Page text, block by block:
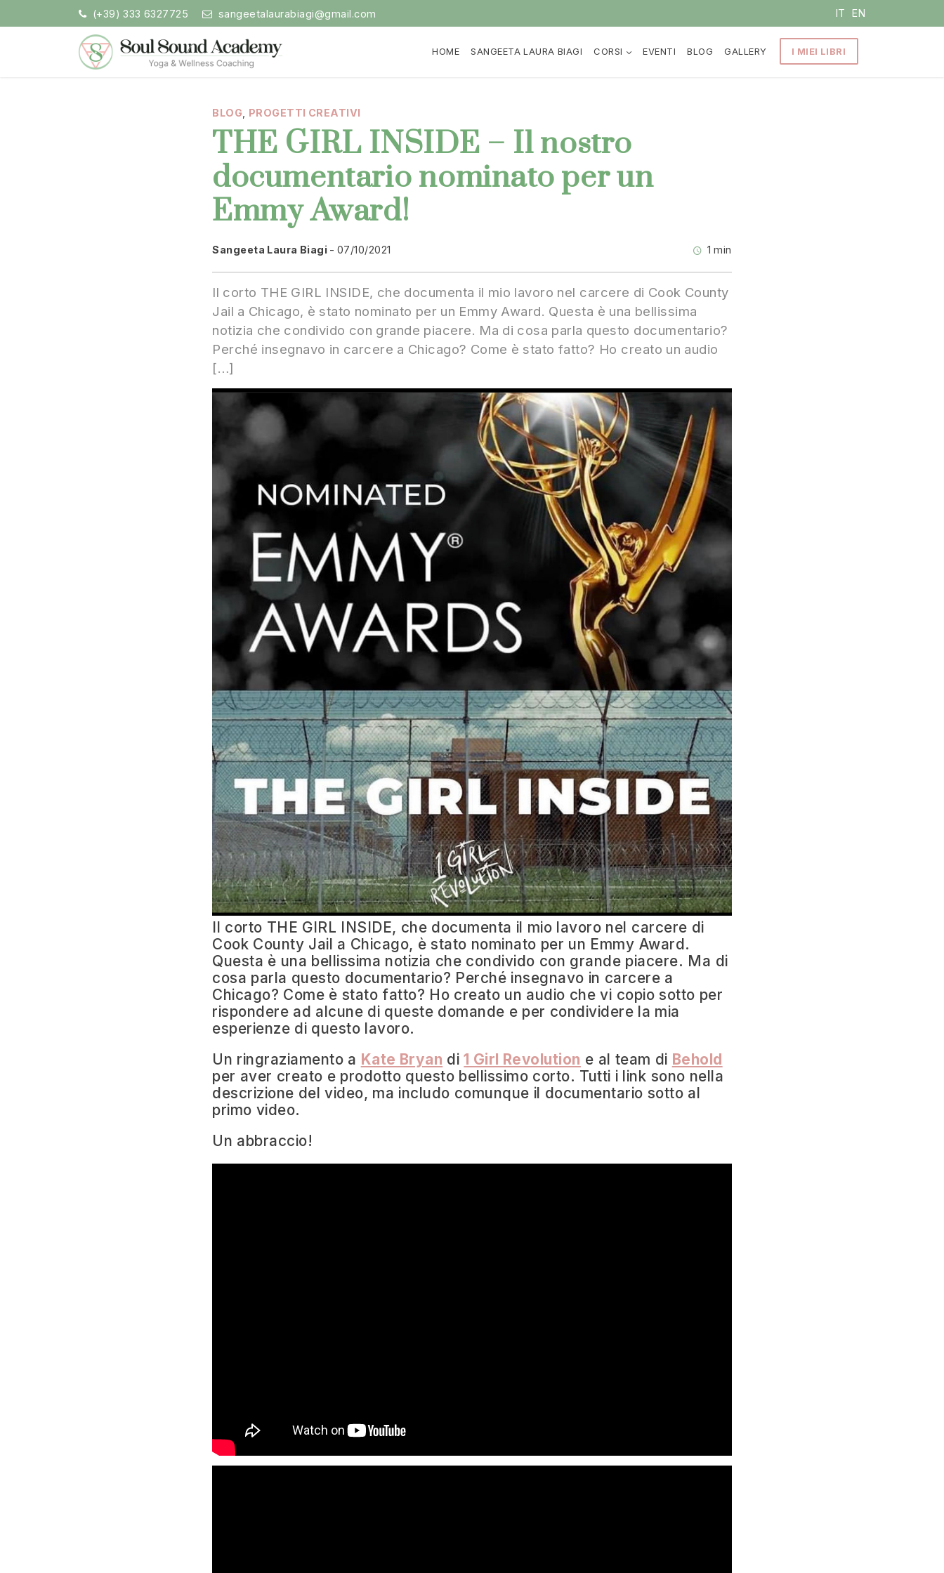
(+39) 333 6327725 sangeetalaurabiagi@gmail.com IT EN
HOME SANGEETA LAURA BIAGI CORSI EVENTI BLOG GALLERY I MIEI LIBRI
BLOG PROGETTI CREATIVI
THE GIRL INSIDE – Il nostro
documentario nominato per un
Emmy Award!
Sangeeta Laura Biagi 07/10/2021 1 min
Il corto THE GIRL INSIDE, che documenta il mio lavoro nel carcere di Cook County
Jail a Chicago, è stato nominato per un Emmy Award. Questa è una bellissima
notizia che condivido con grande piacere. Ma di cosa parla questo documentario?
Perché insegnavo in carcere a Chicago? Come è stato fatto? Ho creato un audio
[…]
Il corto THE GIRL INSIDE, che documenta il mio lavoro nel carcere di
Cook County Jail a Chicago, è stato nominato per un Emmy Award.
Questa è una bellissima notizia che condivido con grande piacere. Ma di
cosa parla questo documentario? Perché insegnavo in carcere a
Chicago? Come è stato fatto? Ho creato un audio che vi copio sotto per
rispondere ad alcune di queste domande e per condividere la mia
esperienze di questo lavoro.
Un ringraziamento a Kate Bryan di1 Girl Revolution e al team di Behold
per aver creato e prodotto questo bellissimo corto. Tutti i link sono nella
descrizione del video, ma includo comunque il documentario sotto al
primo video.
Un abbraccio!